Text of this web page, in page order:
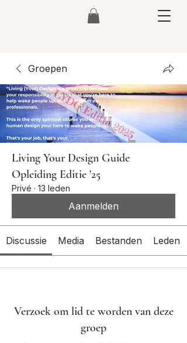
Groepen
Living Your Design Guide
Opleiding Editie '25
Privé · 13 leden
Aanmelden
Discussie Media Bestanden Leden
Verzoek om lid te worden van deze
groep